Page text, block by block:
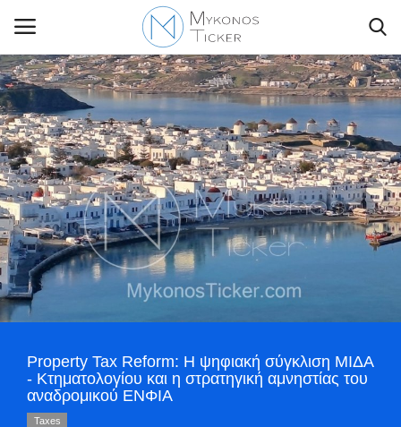
Contact Us
Politique
Business
Travel
World
Style Adorés
Greece
Property Tax Reform: Η ψηφιακή σύγκλιση ΜΙΔΑ
- Κτηματολογίου και η στρατηγική αμνηστίας του
αναδρομικού ΕΝΦΙΑ
Taxes